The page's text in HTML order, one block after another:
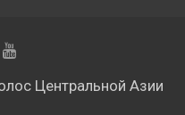
Центральной Азии